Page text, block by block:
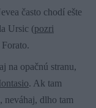
často chodí ešte
Ursic (pozri
na opačnú stranu,
. Ak tam
neváhaj, dlho tam